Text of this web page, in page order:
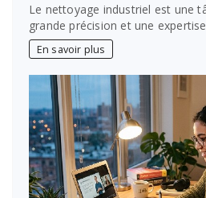
Le nettoyage industriel est une
grande précision et une
En savoir plus